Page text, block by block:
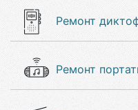
Ремонт
Ремонт